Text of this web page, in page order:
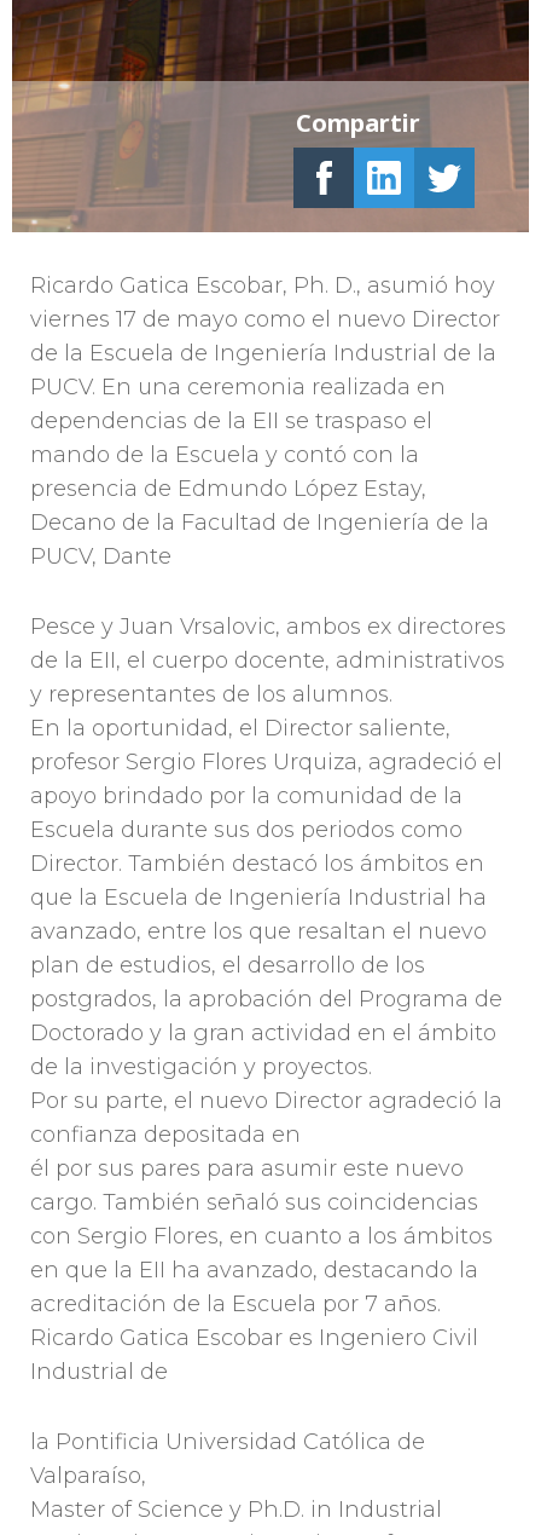
Ricardo Gatica Escobar, Ph. D., asumió hoy
viernes 17 de mayo como el nuevo Director
de la Escuela de Ingeniería Industrial de la
PUCV. En una ceremonia realizada en
dependencias de la EII se traspaso el
mando de la Escuela y contó con la
presencia de Edmundo López Estay,
Decano de la Facultad de Ingeniería de la
PUCV, Dante
Pesce y Juan Vrsalovic, ambos ex directores
de la EII, el cuerpo docente, administrativos
y representantes de los alumnos.
En la oportunidad, el Director saliente,
profesor Sergio Flores Urquiza, agradeció el
apoyo brindado por la comunidad de la
Escuela durante sus dos periodos como
Director. También destacó los ámbitos en
que la Escuela de Ingeniería Industrial ha
avanzado, entre los que resaltan el nuevo
plan de estudios, el desarrollo de los
postgrados, la aprobación del Programa de
Doctorado y la gran actividad en el ámbito
de la investigación y proyectos.
Por su parte, el nuevo Director agradeció la
confianza depositada en
él por sus pares para asumir este nuevo
cargo. También señaló sus coincidencias
con Sergio Flores, en cuanto a los ámbitos
en que la EII ha avanzado, destacando la
acreditación de la Escuela por 7 años.
Ricardo Gatica Escobar es Ingeniero Civil
Industrial de
la Pontificia Universidad Católica de
Valparaíso,
Master of Science y Ph.D. in Industrial
Compartir